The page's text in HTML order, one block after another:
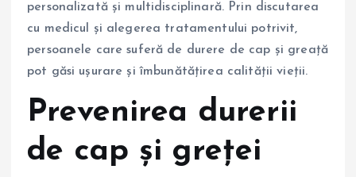
personalizată și multidisciplinară. Prin discutarea
cu medicul și alegerea tratamentului potrivit,
persoanele care suferă de durere de cap și greață
pot găsi ușurare și îmbunătățirea calității vieții.
Prevenirea durerii
de cap și greței